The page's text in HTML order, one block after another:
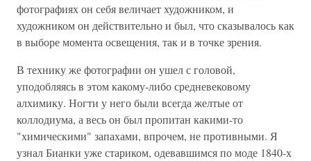
фотографиях он себя величает художником, и
художником он действительно и был, что сказывалось как
в выборе момента освещения, так и в точке зрения.
В технику же фотографии он ушел с головой,
уподобляясь в этом какому-либо средневековому
алхимику. Ногти у него были всегда желтые от
коллодиума, а весь он был пропитан какими-то
"химическими" запахами, впрочем, не противными. Я
узнал Бианки уже стариком, одевавшимся по моде 1840-х